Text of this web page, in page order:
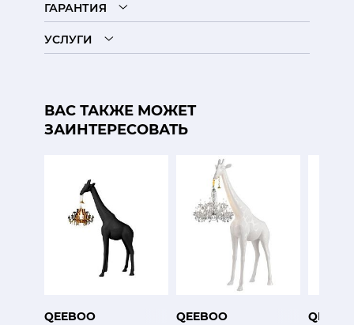
ГАРАНТИЯ
УСЛУГИ
ВАС ТАКЖЕ МОЖЕТ
ЗАИНТЕРЕСОВАТЬ
QEEBOO QEEBOO